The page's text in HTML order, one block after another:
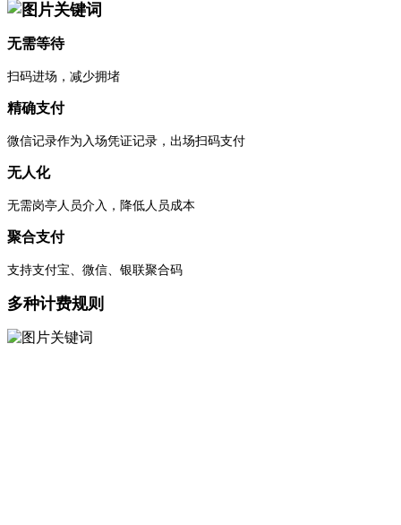
无需等待
扫码进场，减少拥堵
精确支付
微信记录作为入场凭证记录，出场扫码支付
无人化
无需岗亭人员介入，降低人员成本
聚合支付
支持支付宝、微信、银联聚合码
多种计费规则